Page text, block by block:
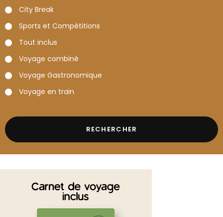
City Break
Sports et Compétitions
Tout inclus
Voyage combiné
Voyage Gastronomique
Voyage en train